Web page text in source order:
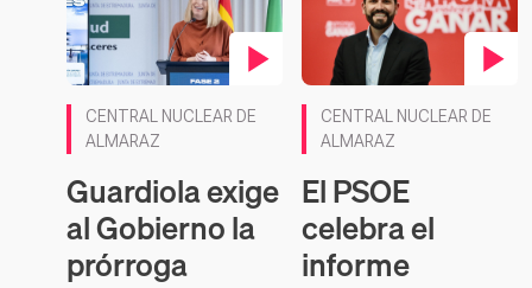
CENTRAL NUCLEAR DE
ALMARAZ
Guardiola exige
al Gobierno la
prórroga
CENTRAL NUCLEAR DE
ALMARAZ
El PSOE
celebra el
informe